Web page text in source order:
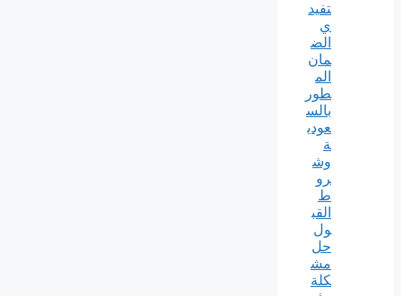
تفيد
ي
الض
مان
الم
طور
بالس
عودي
ة
وش
رو
ط
القب
ول
حل
مش
كلة